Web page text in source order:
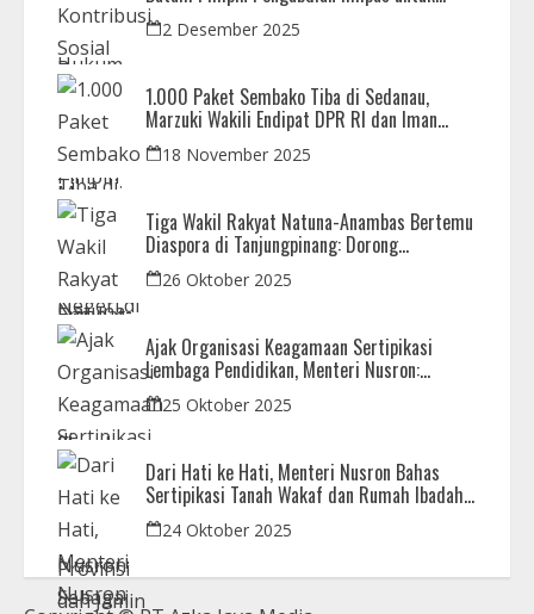
Negeri di Masjid Syahrom Ba’dawi
2 Desember 2025
1.000 Paket Sembako Tiba di Sedanau,
Marzuki Wakili Endipat DPR RI dan Iman
Sutiawan Kawal Reses di Natuna
18 November 2025
Tiga Wakil Rakyat Natuna-Anambas Bertemu
Diaspora di Tanjungpinang: Dorong
Pemekaran Provinsi dan Jamin Pemerataan
Pembangunan
26 Oktober 2025
Ajak Organisasi Keagamaan Sertipikasi
Lembaga Pendidikan, Menteri Nusron:
Sebagai Early Warning System
25 Oktober 2025
Dari Hati ke Hati, Menteri Nusron Bahas
Sertipikasi Tanah Wakaf dan Rumah Ibadah
di Kaltim
24 Oktober 2025